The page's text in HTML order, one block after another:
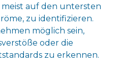
auf den untersten
zu identifizieren.
möglich sein,
oder die
zu erkennen.